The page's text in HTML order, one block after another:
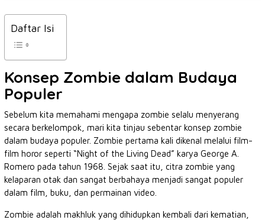
Daftar Isi
Konsep Zombie dalam Budaya
Populer
Sebelum kita memahami mengapa zombie selalu menyerang
secara berkelompok, mari kita tinjau sebentar konsep zombie
dalam budaya populer. Zombie pertama kali dikenal melalui film-
film horor seperti “Night of the Living Dead” karya George A.
Romero pada tahun 1968. Sejak saat itu, citra zombie yang
kelaparan otak dan sangat berbahaya menjadi sangat populer
dalam film, buku, dan permainan video.
Zombie adalah makhluk yang dihidupkan kembali dari kematian,